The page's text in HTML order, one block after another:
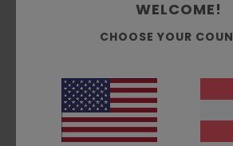
WELCOME!
CHOOSE YOUR